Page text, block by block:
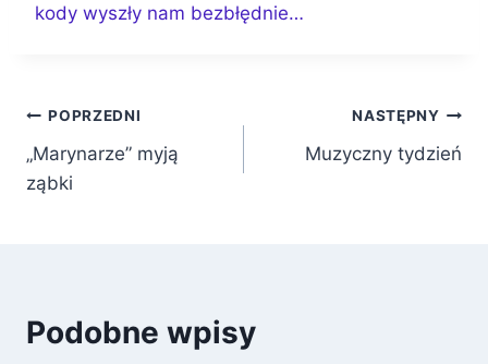
kody wyszły nam bezbłędnie…
Nawigacja
wpisu
POPRZEDNI
„Marynarze” myją
ząbki
NASTĘPNY
Muzyczny tydzień
Podobne wpisy